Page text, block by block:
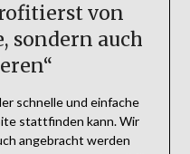
von
sondern auch
schnelle und einfache
stattfinden kann. Wir
angebracht werden